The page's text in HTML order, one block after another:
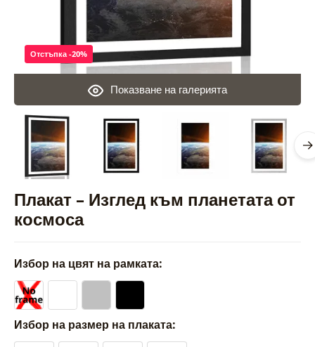
Плакат – Изглед към планетата от
космоса
Показване на галерията
Отстъпка -20%
Избор на цвят на рамката:
Избор на размер на плаката: